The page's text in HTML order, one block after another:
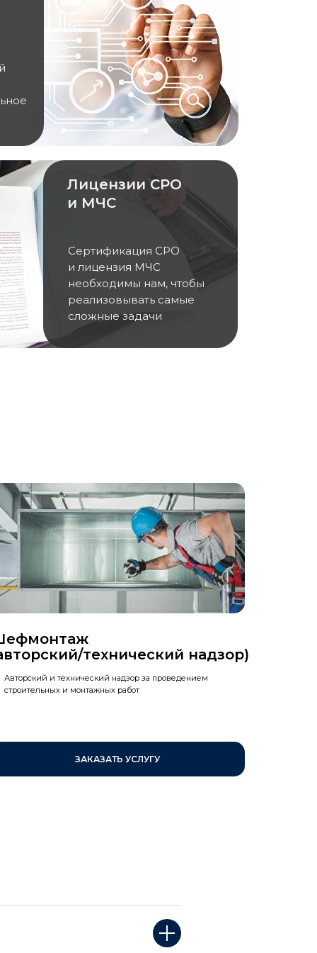
Лицензии СРО
и МЧС
Сертификация СРО
и лицензия МЧС
необходимы нам, чтобы
реализовывать самые
сложные задачи
технический надзор)
Авторский и технический надзор за проведением
строительных и монтажных работ
ЗАКАЗАТЬ УСЛУГУ